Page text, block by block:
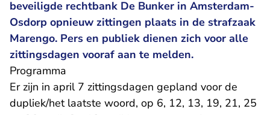
beveiligde rechtbank De Bunker in Amsterdam-
Osdorp opnieuw zittingen plaats in de strafzaak
Marengo. Pers en publiek dienen zich voor alle
zittingsdagen vooraf aan te melden.
Programma
Er zijn in april 7 zittingsdagen gepland voor de
dupliek/het laatste woord, op 6, 12, 13, 19, 21, 25